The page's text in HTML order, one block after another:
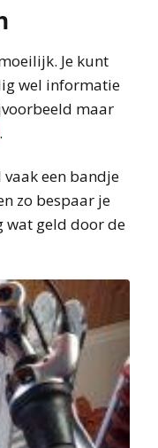
Je kunt
wel informatie
maar
.
vaak een bandje
zo bespaar je
wat geld door de